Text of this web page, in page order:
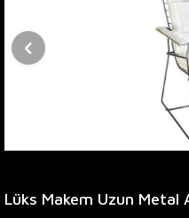
Lüks Makem Uzun Metal